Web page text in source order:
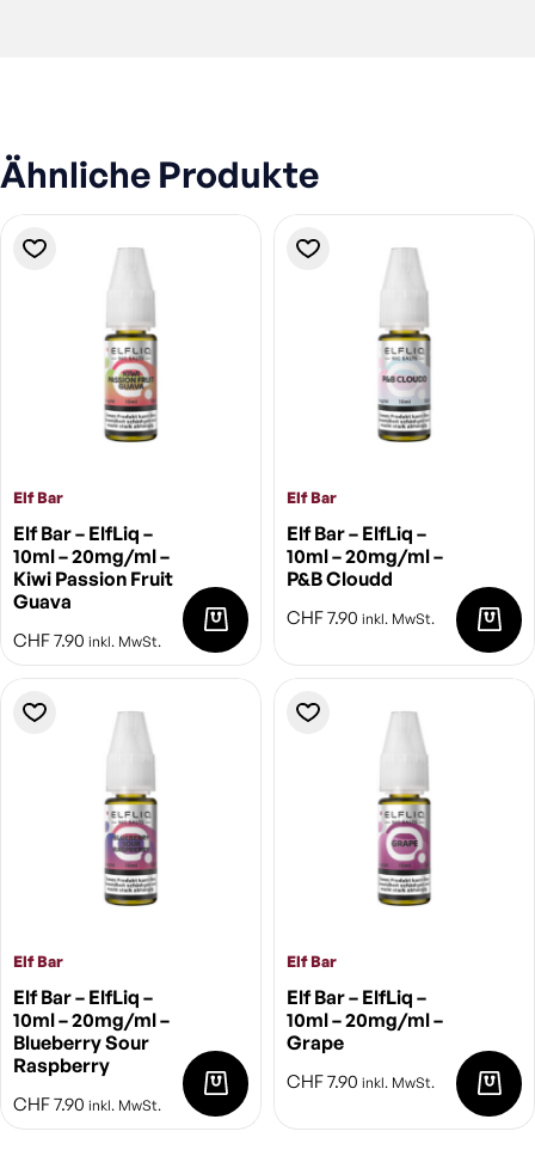
Ähnliche Produkte
Elf Bar
Elf Bar – ElfLiq –
10ml – 20mg/ml –
Kiwi Passion Fruit
Guava
CHF7.90 inkl. MwSt.
Elf Bar
Elf Bar – ElfLiq –
10ml – 20mg/ml –
P&B Cloudd
CHF7.90 inkl. MwSt.
Elf Bar
Elf Bar – ElfLiq –
10ml – 20mg/ml –
Blueberry Sour
Raspberry
CHF7.90 inkl. MwSt.
Elf Bar
Elf Bar – ElfLiq –
10ml – 20mg/ml –
Grape
CHF7.90 inkl. MwSt.